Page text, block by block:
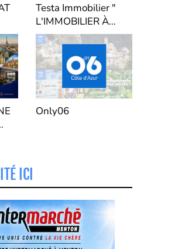
Le Cabinet DASSAT
IMMOBILER, le
nouveau Syndic de
Copropriété du
Bassin Mentonnais,
de la Vallée de al
Bevera et Vallée de la
Roya.
IPEUS PATRIMOINE
MENTON "
ICI